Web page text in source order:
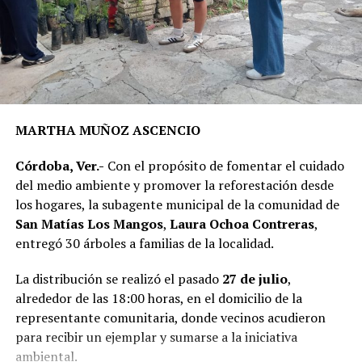
asfáltica en caliente sobre una superficie de 2 mil 200
metros cuadrados de la calle Puebla, en el tramo
comprendido entre el camino a Sabana Larga y San
Rafael Calería. Los trabajos fueron financiados con
recursos del Fondo de Aportaciones para el
Comité de Obra,Antonio Herrera Llanos, recordó que
la pavimentación había sido solicitada desde hace varios
años por los habitantes de La Luz Palotal, por lo que
consideró que su ejecución mejorará las condiciones de
movilidad y seguridad para quienes diariamente utilizan
A la inauguración asistieron integrantes del Cabildo,
funcionarios municipales, representantes del comité de
obra y habitantes de la comunidad, quienes recorrieron
MARTHA MUÑOZ ASCENCIO
Córdoba, Ver.- Con el propósito de fomentar el cuidado
del medio ambiente y promover la reforestación desde
los hogares, la subagente municipal de la comunidad de
San Matías Los Mangos, Laura Ochoa Contreras,
entregó 30 árboles a familias de la localidad.
La distribución se realizó el pasado 27 de julio,
alrededor de las 18:00 horas, en el domicilio de la
representante comunitaria, donde vecinos acudieron
para recibir un ejemplar y sumarse a la iniciativa
ambiental.